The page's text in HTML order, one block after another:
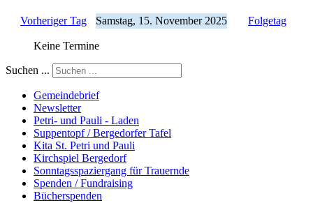
Vorheriger Tag Samstag, 15. November 2025 Folgetag
Keine Termine
Suchen ...
Gemeindebrief
Newsletter
Petri- und Pauli - Laden
Suppentopf / Bergedorfer Tafel
Kita St. Petri und Pauli
Kirchspiel Bergedorf
Sonntagsspaziergang für Trauernde
Spenden / Fundraising
Bücherspenden